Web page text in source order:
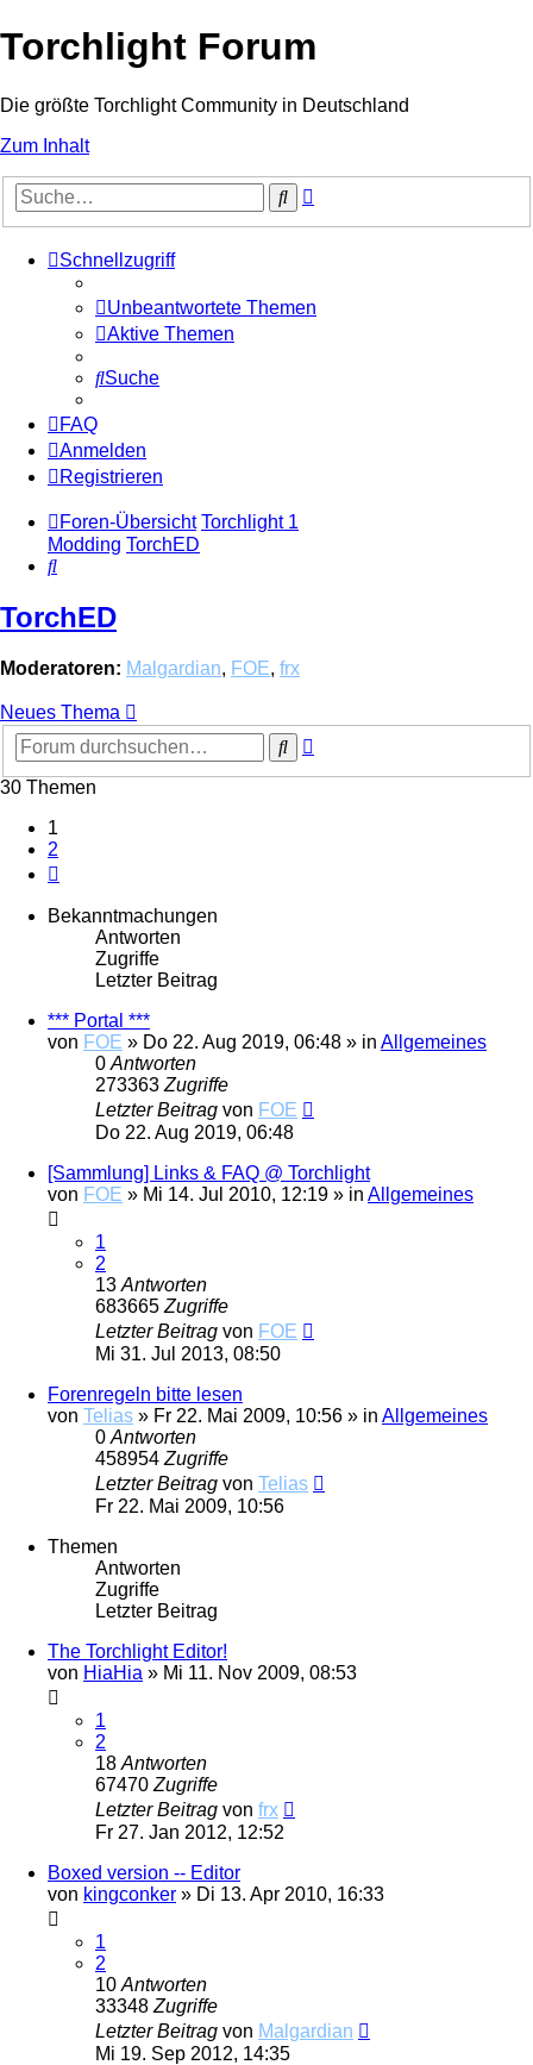
Torchlight Forum
Die größte Torchlight Community in Deutschland
Zum Inhalt
Suche
Schnellzugriff
Unbeantwortete Themen
Aktive Themen
Suche
FAQ
Anmelden
Registrieren
Foren-Übersicht Torchlight 1
Modding TorchED
Suche
TorchED
Moderatoren: Malgardian, FOE, frx
Neues Thema
Suche
30 Themen
1
2
Bekanntmachungen
Antworten
Zugriffe
Letzter Beitrag
*** Portal ***
von FOE » Do 22. Aug 2019, 06:48 » in Allgemeines
0 Antworten
273363 Zugriffe
Letzter Beitrag von FOE
Do 22. Aug 2019, 06:48
[Sammlung] Links & FAQ @ Torchlight
von FOE » Mi 14. Jul 2010, 12:19 » in Allgemeines
1
2
13 Antworten
683665 Zugriffe
Letzter Beitrag von FOE
Mi 31. Jul 2013, 08:50
Forenregeln bitte lesen
von Telias » Fr 22. Mai 2009, 10:56 » in Allgemeines
0 Antworten
458954 Zugriffe
Letzter Beitrag von Telias
Fr 22. Mai 2009, 10:56
Themen
Antworten
Zugriffe
Letzter Beitrag
The Torchlight Editor!
von HiaHia » Mi 11. Nov 2009, 08:53
1
2
18 Antworten
67470 Zugriffe
Letzter Beitrag von frx
Fr 27. Jan 2012, 12:52
Boxed version -- Editor
von kingconker » Di 13. Apr 2010, 16:33
1
2
10 Antworten
33348 Zugriffe
Letzter Beitrag von Malgardian
Mi 19. Sep 2012, 14:35